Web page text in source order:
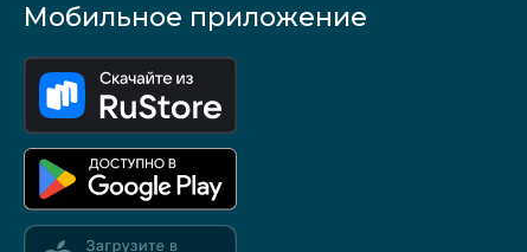
Мобильное приложение